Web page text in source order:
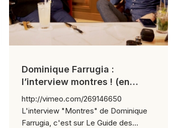
Dominique Farrugia :
l’interview montres ! (en
intégrule)
http://vimeo.com/269146650
L'interview "Montres" de Dominique
Farrugia, c'est sur Le Guide des